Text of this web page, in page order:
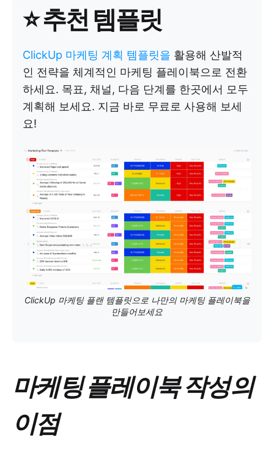
⭐ 추천 템플릿
ClickUp 마케팅 계획 템플릿을 활용해 산발적
인 전략을 체계적인 마케팅 플레이북으로 전환
하세요. 목표, 채널, 다음 단계를 한곳에서 모두
계획해 보세요. 지금 바로 무료로 사용해 보세
요!
ClickUp 마케팅 플랜 템플릿으로 나만의 마케팅 플레이북을
만들어보세요
마케팅 플레이북 작성의
이점